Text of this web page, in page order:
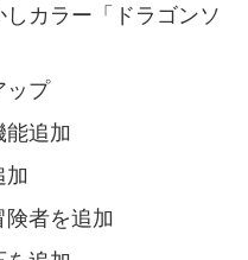
カラー「ドラゴンソ
ップ
追加
加
者を追加